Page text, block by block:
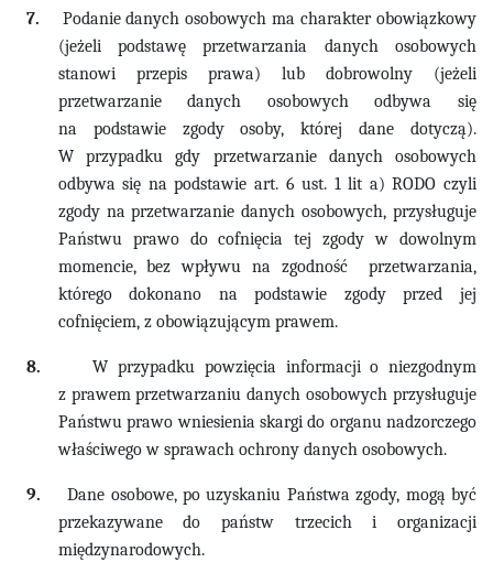
7.
Podanie danych osobowych ma charakter obowiązkowy
(jeżeli podstawę przetwarzania danych osobowych
stanowi przepis prawa) lub dobrowolny (jeżeli
przetwarzanie danych osobowych odbywa się
na podstawie zgody osoby, której dane dotyczą).
W przypadku gdy przetwarzanie danych osobowych
odbywa się na podstawie art. 6 ust. 1 lit a) RODO czyli
zgody na przetwarzanie danych osobowych, przysługuje
Państwu prawo do cofnięcia tej zgody w dowolnym
momencie, bez wpływu na zgodność przetwarzania,
którego dokonano na podstawie zgody przed jej
cofnięciem, z obowiązującym prawem.
8.
W przypadku powzięcia informacji o niezgodnym
z prawem przetwarzaniu danych osobowych przysługuje
Państwu prawo wniesienia skargi do organu nadzorczego
właściwego w sprawach ochrony danych osobowych.
9.
Dane osobowe, po uzyskaniu Państwa zgody, mogą być
przekazywane do państw trzecich i organizacji
międzynarodowych.